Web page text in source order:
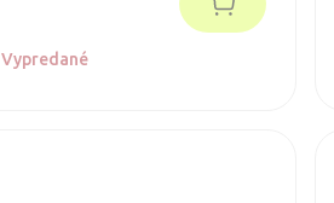
transferovým prepínačom zdroja
Vypredané